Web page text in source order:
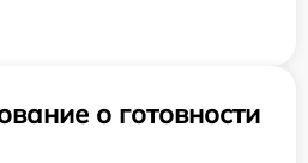
о готовности